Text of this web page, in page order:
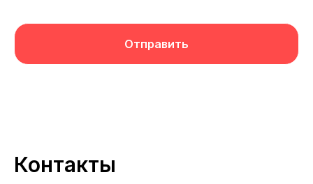
Отправить
Контакты